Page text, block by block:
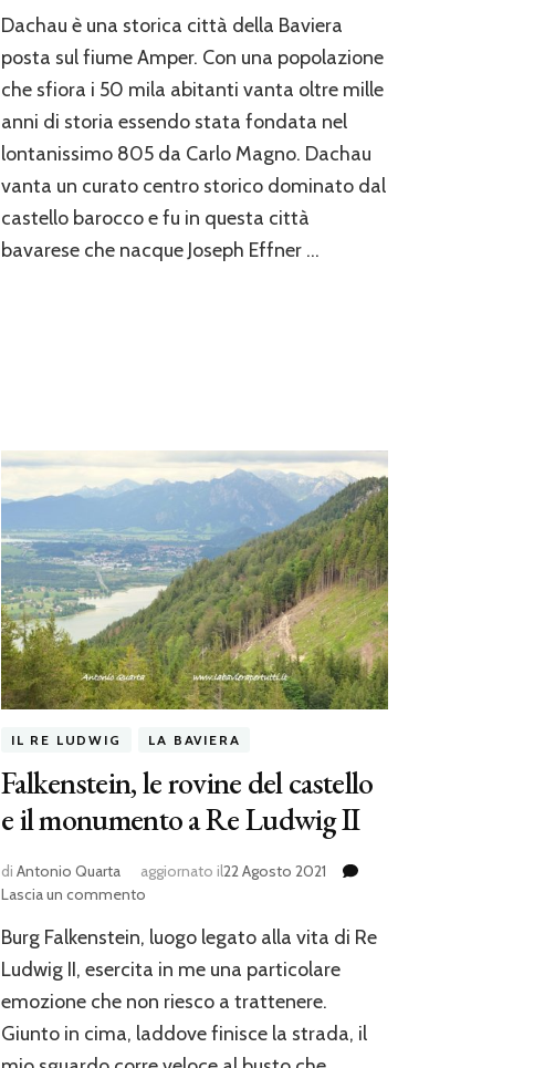
città
di
Dachau è una storica città della Baviera
posta sul fiume Amper. Con una popolazione
che sfiora i 50 mila abitanti vanta oltre mille
anni di storia essendo stata fondata nel
lontanissimo 805 da Carlo Magno. Dachau
vanta un curato centro storico dominato dal
castello barocco e fu in questa città
bavarese che nacque Joseph Effner …
IL RE LUDWIG LA BAVIERA
Falkenstein, le rovine del castello
e il monumento a Re Ludwig II
di Antonio Quarta aggiornato il22 Agosto 2021
Lascia un commentosu
le
rovine
castello
e
Burg Falkenstein, luogo legato alla vita di Re
Ludwig II, esercita in me una particolare
emozione che non riesco a trattenere.
Giunto in cima, laddove finisce la strada, il